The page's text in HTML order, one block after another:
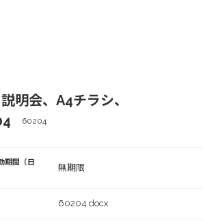
明会、A4チラシ、
60204
期間（日
無期限
60204.docx